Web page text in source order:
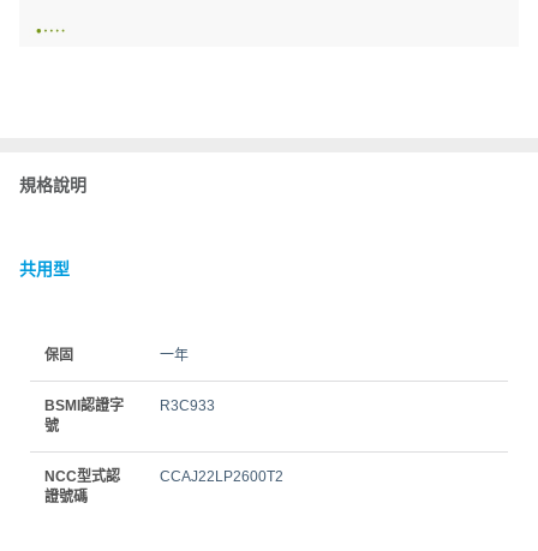
規格說明
共用型
保固 一年
BSMI認證字
號
R3C933
NCC型式認
證號碼
CCAJ22LP2600T2